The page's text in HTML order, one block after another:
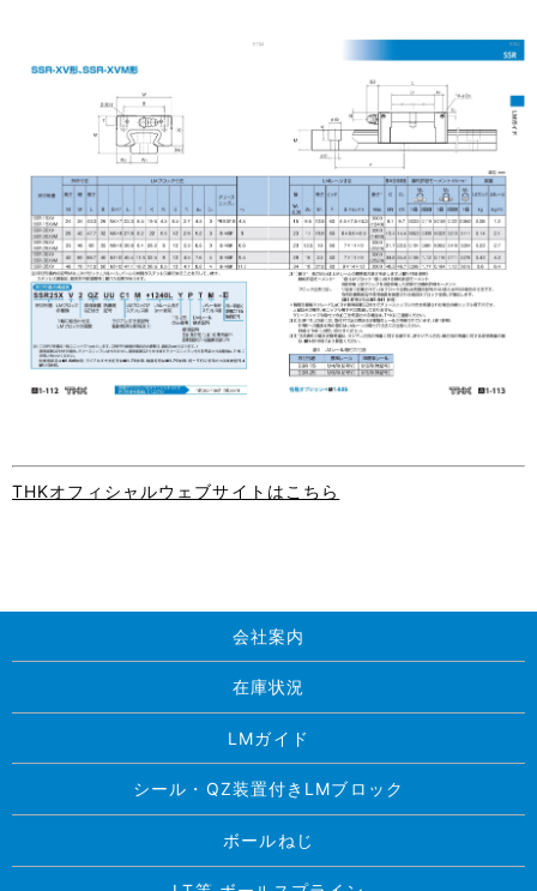
THKオフィシャルウェブサイトはこちら
会社案内
在庫状況
LMガイド
シール・QZ装置付きLMブロック
ボールねじ